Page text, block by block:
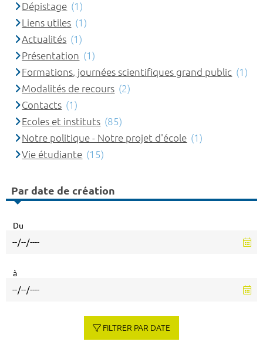
Dépistage (1)
Liens utiles (1)
Actualités (1)
Présentation (1)
Formations, journées scientifiques grand public (1)
Modalités de recours (2)
Contacts (1)
Ecoles et instituts (85)
Notre politique - Notre projet d'école (1)
Vie étudiante (15)
Par date de création
Du
à
FILTRER PAR DATE